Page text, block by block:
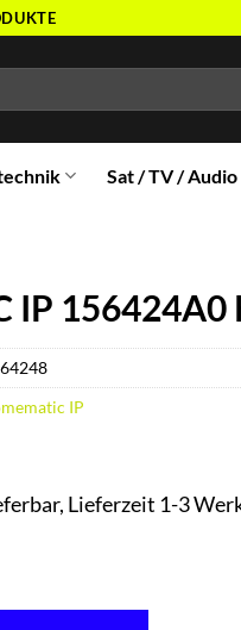
Sat / TV / Audio
IP 156424A0
Lieferzeit 1-3
IP